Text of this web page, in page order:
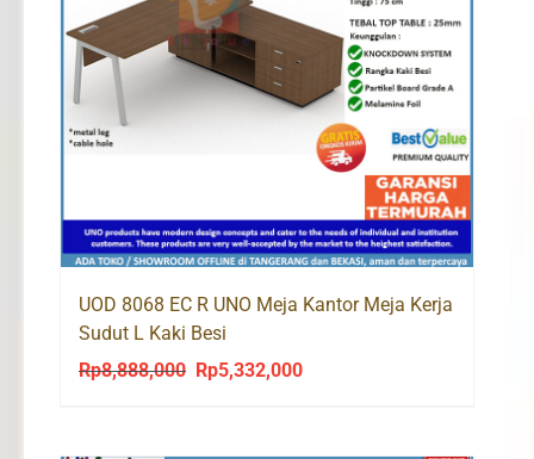
UOD 8068 EC R UNO Meja Kantor Meja Kerja
Sudut L Kaki Besi
Rp8,888,000
Original
Rp5,332,000Current